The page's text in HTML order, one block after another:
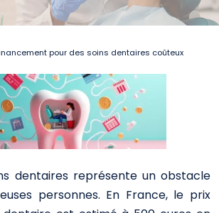
pour des soins dentaires coûteux
dentaires représente un obstacle
personnes. En France, le prix